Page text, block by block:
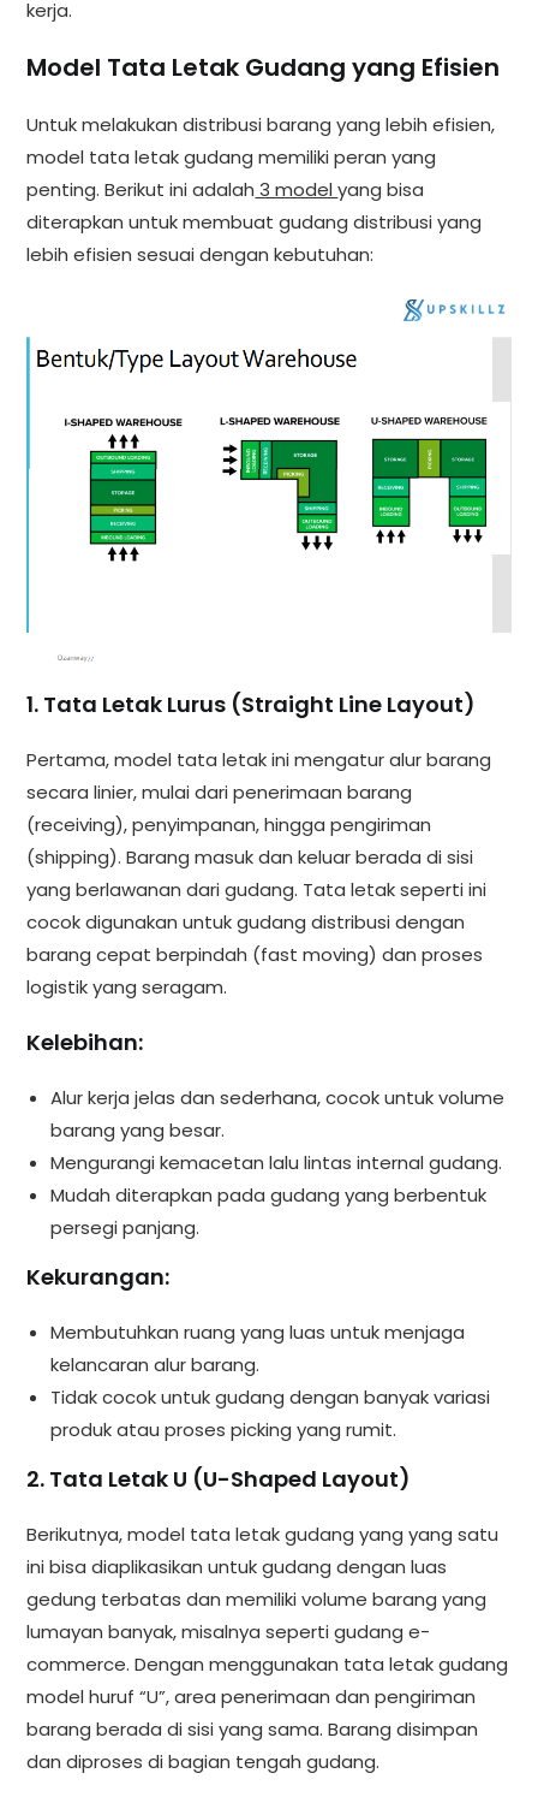
kerja.
Model Tata Letak Gudang yang Efisien
Untuk melakukan distribusi barang yang lebih efisien,
model tata letak gudang memiliki peran yang
penting. Berikut ini adalah 3 modelyang bisa
diterapkan untuk membuat gudang distribusi yang
lebih efisien sesuai dengan kebutuhan:
1. Tata Letak Lurus (Straight Line Layout)
Pertama, model tata letak ini mengatur alur barang
secara linier, mulai dari penerimaan barang
(receiving), penyimpanan, hingga pengiriman
(shipping). Barang masuk dan keluar berada di sisi
yang berlawanan dari gudang. Tata letak seperti ini
cocok digunakan untuk gudang distribusi dengan
barang cepat berpindah (fast moving) dan proses
logistik yang seragam.
Kelebihan:
Alur kerja jelas dan sederhana, cocok untuk volume
barang yang besar.
Mengurangi kemacetan lalu lintas internal gudang.
Mudah diterapkan pada gudang yang berbentuk
persegi panjang.
Kekurangan:
Membutuhkan ruang yang luas untuk menjaga
kelancaran alur barang.
Tidak cocok untuk gudang dengan banyak variasi
produk atau proses picking yang rumit.
2. Tata Letak U (U-Shaped Layout)
Berikutnya, model tata letak gudang yang yang satu
ini bisa diaplikasikan untuk gudang dengan luas
gedung terbatas dan memiliki volume barang yang
lumayan banyak, misalnya seperti gudang e-
commerce. Dengan menggunakan tata letak gudang
model huruf “U”, area penerimaan dan pengiriman
barang berada di sisi yang sama. Barang disimpan
dan diproses di bagian tengah gudang.